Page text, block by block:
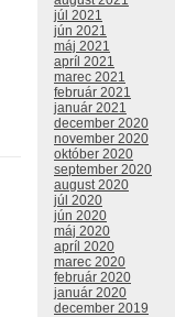
júl 2021
jún 2021
máj 2021
apríl 2021
marec 2021
február 2021
január 2021
december 2020
november 2020
október 2020
september 2020
august 2020
júl 2020
jún 2020
máj 2020
apríl 2020
marec 2020
február 2020
január 2020
december 2019